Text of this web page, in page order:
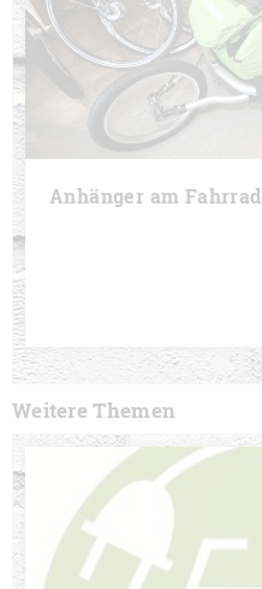
Anhänger am Fahrrad
Weitere Themen